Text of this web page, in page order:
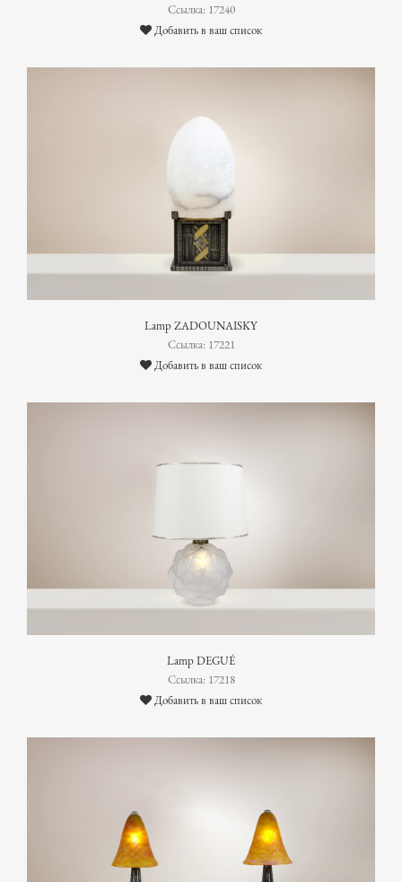
Ссылка: 17240
Добавить в ваш список
Lamp ZADOUNAISKY
Ссылка: 17221
Добавить в ваш список
Lamp DEGUÉ
Ссылка: 17218
Добавить в ваш список